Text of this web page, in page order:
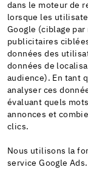
dans le moteur de
lorsque les
Google (ciblage
publicitaires
données des
données de
audience). En tant
analyser ces
évaluant quels
annonces et
clics.
Nous utilisons la
service Google